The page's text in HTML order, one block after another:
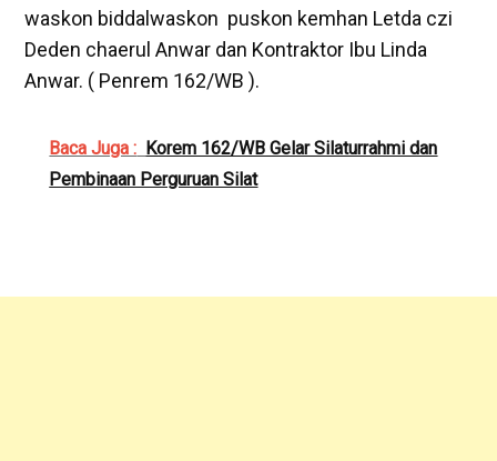
waskon biddalwaskon puskon kemhan Letda czi
Deden chaerul Anwar dan Kontraktor Ibu Linda
Anwar. ( Penrem 162/WB ).
Baca Juga : Korem 162/WB Gelar Silaturrahmi dan
Pembinaan Perguruan Silat